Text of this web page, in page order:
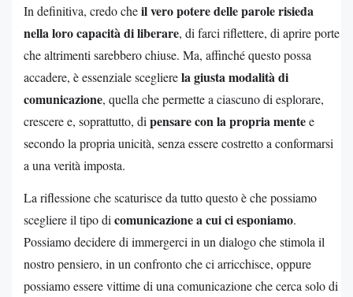
In definitiva, credo cheil vero potere delle parole risieda
nella loro capacità di liberare, di farci riflettere, di aprire porte
che altrimenti sarebbero chiuse. Ma, affinché questo possa
accadere, è essenziale sceglierela giusta modalità di
comunicazione, quella che permette a ciascuno di esplorare,
crescere e, soprattutto, di pensare con la propria mentee
secondo la propria unicità, senza essere costretto a conformarsi
a una verità imposta.
La riflessione che scaturisce da tutto questo è che possiamo
scegliere il tipo di comunicazione a cui ci esponiamo.
Possiamo decidere di immergerci in un dialogo che stimola il
nostro pensiero, in un confronto che ci arricchisce, oppure
possiamo essere vittime di una comunicazione che cerca solo di